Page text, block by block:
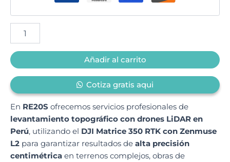
Añadir al carrito
Cotiza gratis aqui
En RE20S ofrecemos servicios profesionales de
levantamiento topográfico con drones LiDAR en
Perú, utilizando el DJI Matrice 350 RTK con Zenmuse
L2 para garantizar resultados de alta precisión
centimétrica en terrenos complejos, obras de